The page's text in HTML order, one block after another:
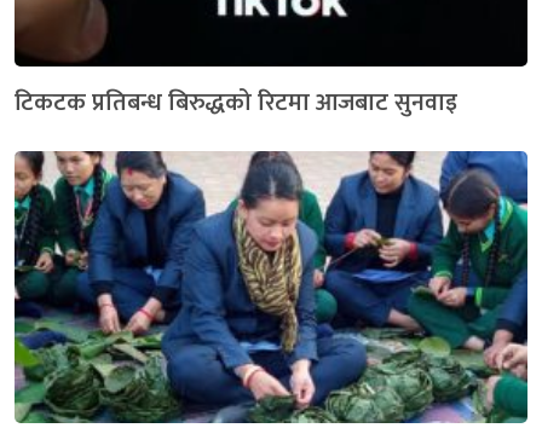
टिकटक प्रतिबन्ध बिरुद्धको रिटमा आजबाट सुनवाइ